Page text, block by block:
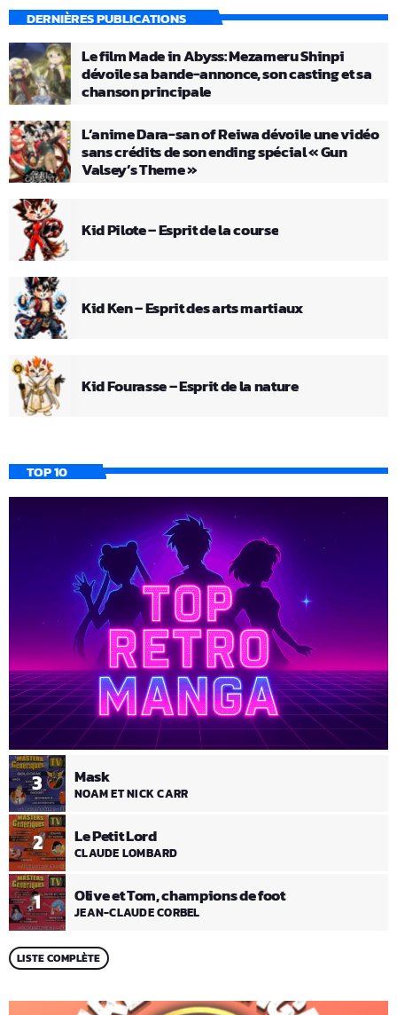
DERNIÈRES PUBLICATIONS
Le film Made in Abyss: Mezameru Shinpi
dévoile sa bande-annonce, son casting et sa
chanson principale
L’anime Dara-san of Reiwa dévoile une vidéo
sans crédits de son ending spécial « Gun
Valsey’s Theme »
Kid Pilote – Esprit de la course
Kid Ken – Esprit des arts martiaux
Kid Fourasse – Esprit de la nature
TOP 10
1 Olive et Tom, champions de foot
JEAN-CLAUDE CORBEL
2 Le Petit Lord
CLAUDE LOMBARD
3 Mask
NOAM ET NICK CARR
LISTE COMPLÈTE